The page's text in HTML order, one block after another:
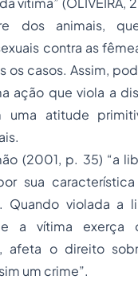
dos animais,
contra as
os casos. Assim,
ação que viola a
uma atitude
(2001, p. 35) “a
sua
Quando violada a
a vítima exerça
afeta o direito
um crime”.